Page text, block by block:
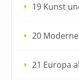
19 Kunst
20
21 Europa